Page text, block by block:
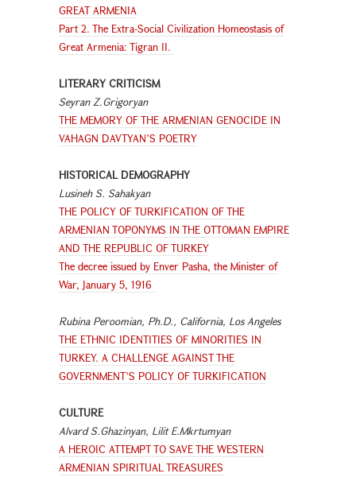
GREAT ARMENIA
Part 2. The Extra-Social Civilization Homeostasis of
Great Armenia: Tigran II.
LITERARY CRITICISM
Seyran Z.Grigoryan
THE MEMORY OF THE ARMENIAN GENOCIDE IN
VAHAGN DAVTYAN’S POETRY
HISTORICAL DEMOGRAPHY
Lusineh S. Sahakyan
THE POLICY OF TURKIFICATION OF THE
ARMENIAN TOPONYMS IN THE OTTOMAN EMPIRE
AND THE REPUBLIC OF TURKEY
The decree issued by Enver Pasha, the Minister of
War, January 5, 1916
Rubina Peroomian, Ph.D., California, Los Angeles
THE ETHNIC IDENTITIES OF MINORITIES IN
TURKEY. A CHALLENGE AGAINST THE
GOVERNMENT’S POLICY OF TURKIFICATION
CULTURE
Alvard S.Ghazinyan, Lilit E.Mkrtumyan
A HEROIC ATTEMPT TO SAVE THE WESTERN
ARMENIAN SPIRITUAL TREASURES